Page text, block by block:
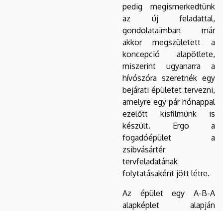
pedig megismerkedtünk
az új feladattal,
gondolataimban már
akkor megszületett a
koncepció alapötlete,
miszerint ugyanarra a
hívószóra szeretnék egy
bejárati épületet tervezni,
amelyre egy pár hónappal
ezelőtt kisfilmünk is
készült. Ergo a
fogadóépület a
zsibvásártér
tervfeladatának
folytatásaként jött létre.
Az épület egy A-B-A
alapképlet alapján